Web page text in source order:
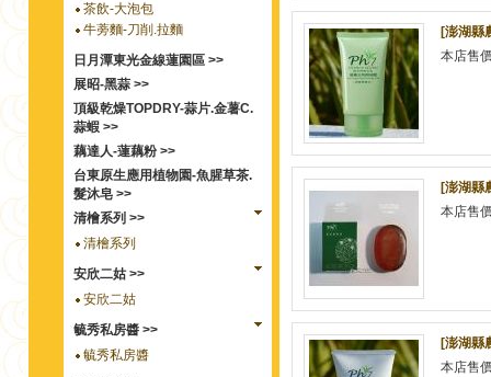
茶飲-大泡包
牛蒡麵-刀削.拉麵
日月潭東光金線蓮園區 >>
展昭-黑蒜 >>
頂級乾燥TOPDRY-蒜片.金薯C.
蒜蝦 >>
藕達人-蓮藕粉 >>
台東原生應用植物園-魚腥草茶.
髮沐皂 >>
清檜系列 >>
清檜系列
安欣二姑 >>
安欣二姑
毓秀私房醬 >>
毓秀私房醬
[澎湖縣
本店售
[澎湖縣
本店售
[澎湖縣
本店售